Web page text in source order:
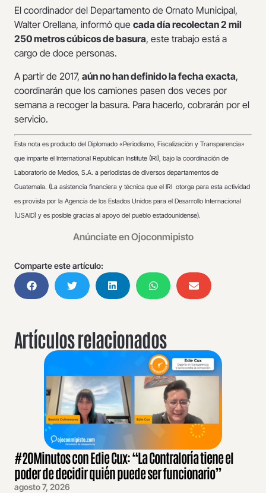
El coordinador del Departamento de Ornato Municipal,
Walter Orellana, informó que cada día recolectan 2 mil
250 metros cúbicos de basura, este trabajo está a
cargo de doce personas.
A partir de 2017, aún no han definido la fecha exacta,
coordinarán que los camiones pasen dos veces por
semana a recoger la basura. Para hacerlo, cobrarán por el
servicio.
Esta nota es producto del Diplomado «Periodismo, Fiscalización y Transparencia»
que imparte el International Republican Institute (IRI), bajo la coordinación de
Laboratorio de Medios, S.A. a periodistas de diversos departamentos de
Guatemala. (La asistencia financiera y técnica que el IRI otorga para esta actividad
es provista por la Agencia de los Estados Unidos para el Desarrollo Internacional
(USAID) y es posible gracias al apoyo del pueblo estadounidense).
Anúnciate en Ojoconmipisto
Comparte este artículo:
Artículos relacionados
#20Minutos con Edie Cux: “La Contraloría tiene el
poder de decidir quién puede ser funcionario”
agosto 7, 2026